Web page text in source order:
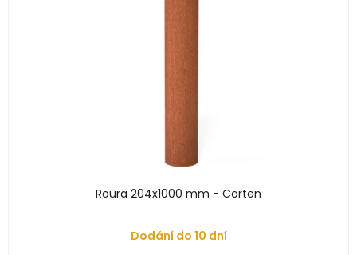
Roura 204x1000 mm - Corten
Dodání do 10 dní